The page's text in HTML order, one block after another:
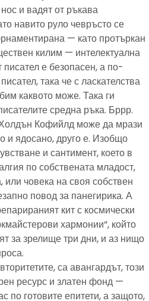
и вадят от ръкава
навито руло чевръсто се
— като протъркан
килим — интелектуална
е безопасен, а по-
така че с ласкателства
каквото може. Така ги
средна ръка. Бррр.
Кофийлд може да мрази
и ядосано, друго е. Изобщо
и сантимент, което в
по собствената младост,
или човека на своя собствен
повод за панегирика. А
кит с космически
хармонии“, който
за зрелище три дни, и аз нищо
са авангардът, този
ресурс и златен фонд —
по готовите епитети, а защото,